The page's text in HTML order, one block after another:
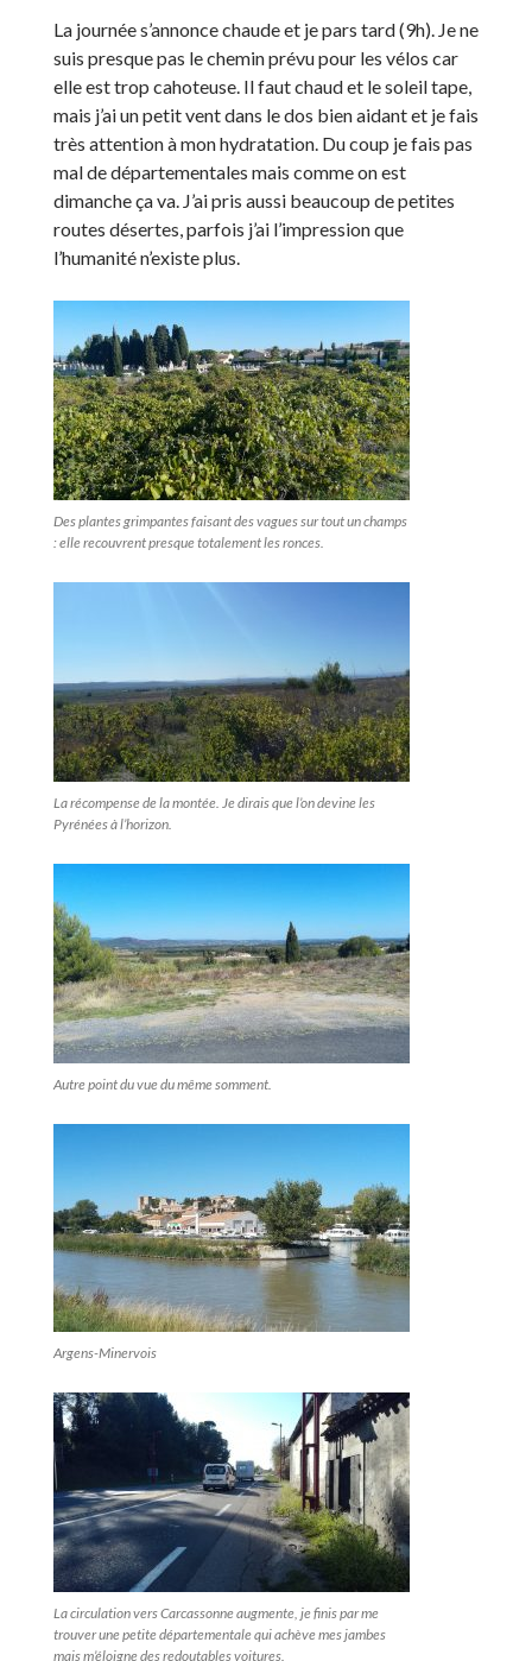
La journée s’annonce chaude et je pars tard (9h). Je ne
suis presque pas le chemin prévu pour les vélos car
elle est trop cahoteuse. Il faut chaud et le soleil tape,
mais j’ai un petit vent dans le dos bien aidant et je fais
très attention à mon hydratation. Du coup je fais pas
mal de départementales mais comme on est
dimanche ça va. J’ai pris aussi beaucoup de petites
routes désertes, parfois j’ai l’impression que
l’humanité n’existe plus.
Des plantes grimpantes faisant des vagues sur tout un champs
: elle recouvrent presque totalement les ronces.
La récompense de la montée. Je dirais que l’on devine les
Pyrénées à l’horizon.
Autre point du vue du même somment.
Argens-Minervois
La circulation vers Carcassonne augmente, je finis par me
trouver une petite départementale qui achève mes jambes
mais m’éloigne des redoutables voitures.